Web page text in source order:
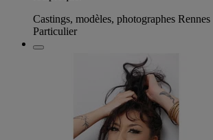
Castings, modèles, photographes Rennes
Particulier